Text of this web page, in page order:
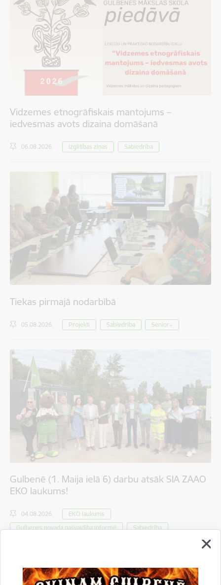
Vidzemes etnogrāfiskais mantojums –
iedvesmas avots dizaina domāšanā
06.08.2026. Izglītības ziņas Sabiedrība
Tiekas pirmajā nodarbībā
05.08.2026. Projekti Sabiedrība Senior+
Gulbenē (1. Maija ielā 6) darbu atsāk SIA ZAAO
EKO laukums!
04.08.2026.
EKO laukums
Gulbenes novada pašvaldība informē
Sabiedrība